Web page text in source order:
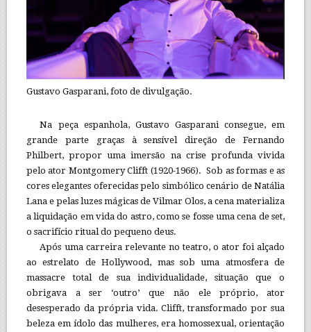
Gustavo Gasparani, foto de divulgação.
Na peça espanhola, Gustavo Gasparani consegue, em
grande parte graças à sensível direção de Fernando
Philbert, propor uma imersão na crise profunda vivida
pelo ator Montgomery Clifft (1920-1966). Sob as formas e as
cores elegantes oferecidas pelo simbólico cenário de Natália
Lana e pelas luzes mágicas de Vilmar Olos, a cena materializa
a liquidação em vida do astro, como se fosse uma cena de set,
o sacrifício ritual do pequeno deus.
Após uma carreira relevante no teatro, o ator foi alçado
ao estrelato de Hollywood, mas sob uma atmosfera de
massacre total de sua individualidade, situação que o
obrigava a ser ‘outro’ que não ele próprio, ator
desesperado da própria vida. Clifft, transformado por sua
beleza em ídolo das mulheres, era homossexual, orientação